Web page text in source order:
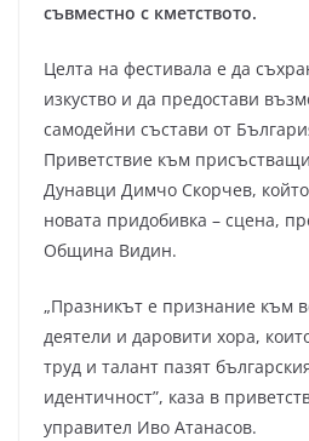
съвместно с кметството.
Целта на фестивала е да
изкуство и да предостави
самодейни състави от
Приветствие към
Дунавци Димчо Скорчев,
новата придобивка – сцена,
Община Видин.
„Празникът е признание към
деятели и даровити хора,
труд и талант пазят
идентичност”, каза в
управител Иво Атанасов.